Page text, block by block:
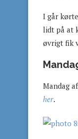
I går
lidt på at
øvrigt fik
Mandag
her.